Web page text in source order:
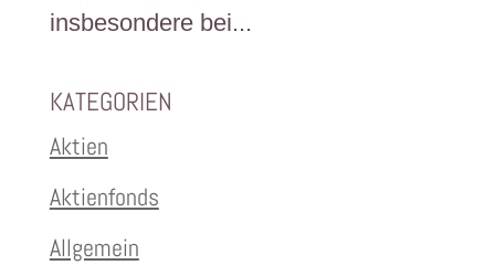
insbesondere bei...
KATEGORIEN
Aktien
Aktienfonds
Allgemein